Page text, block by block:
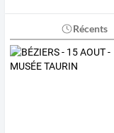
Récents